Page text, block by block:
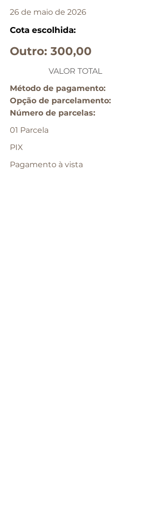
26 de maio de 2026
Cota escolhida:
Outro: 300,00
VALOR TOTAL
Método de pagamento:
Opção de parcelamento:​
​Número de parcelas:
01 Parcela
PIX
Pagamento à vista